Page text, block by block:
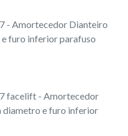
- Amortecedor Dianteiro
furo inferior parafuso
facelift - Amortecedor
diametro e furo inferior